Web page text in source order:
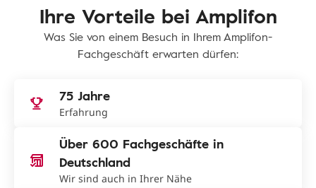
Ihre Vorteile bei Amplifon
Was Sie von einem Besuch in Ihrem Amplifon-
Fachgeschäft erwarten dürfen:
75 Jahre
Erfahrung
Über 600 Fachgeschäfte in
Deutschland
Wir sind auch in Ihrer Nähe